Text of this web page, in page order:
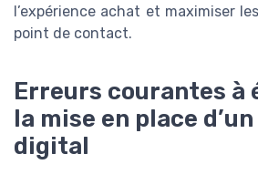
l’expérience achat et maximiser
point de contact.
Erreurs courantes à
la mise en place
digital